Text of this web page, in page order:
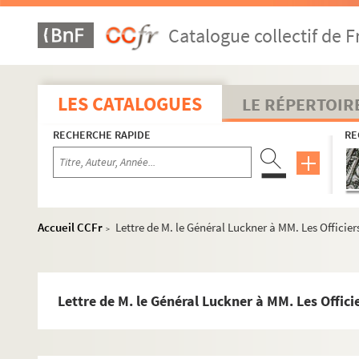
Catalogue collectif de
LES CATALOGUES LE
RECHERCHE RAPIDE
Accueil CCFr >
Lettre de M. le Général Luckner à MM. Les
Lettre de M. le Général Luckner à MM. Les
MS 1211. Révolution en Alsace 1789 (1)
MS 1212. Révolution en Alsace 1789 (2)
MS 1213. Révolution en Alsace 1789 (3)
MS 1214. Révolution en Alsace 1789 (4)
MS 1215. Révolution en Alsace 1790 (1)
MS 1216. Révolution en Alsace 1790 (2)
Diverses notes manuscrites et retranscription